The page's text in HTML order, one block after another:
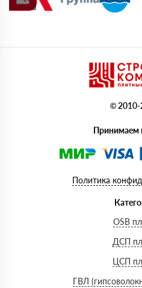
© 2010-
Принимаем
Политика
OSB
ДСП
ЦСП
ГВЛ